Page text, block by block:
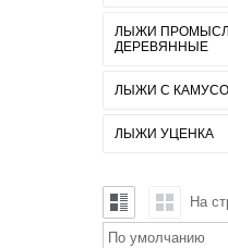
ЛЫЖИ
ДЕРЕВЯННЫЕ
ЛЫЖИ С
ЛЫЖИ УЦЕНКА
На
По умолчанию